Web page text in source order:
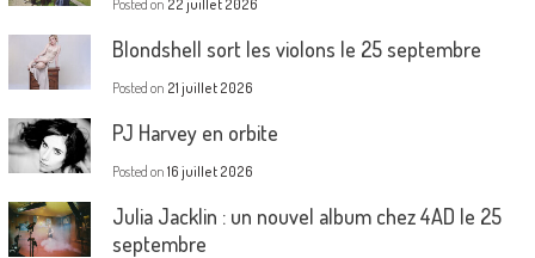
Posted on 22 juillet 2026
Blondshell sort les violons le 25 septembre
Posted on 21 juillet 2026
PJ Harvey en orbite
Posted on 16 juillet 2026
Julia Jacklin : un nouvel album chez 4AD le 25
septembre